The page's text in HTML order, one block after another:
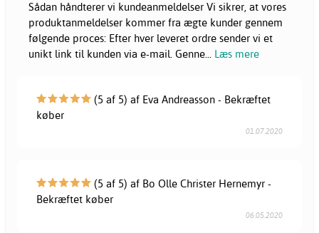
Sådan håndterer vi kundeanmeldelser Vi sikrer, at vores
produktanmeldelser kommer fra ægte kunder gennem
følgende proces: Efter hver leveret ordre sender vi et
unikt link til kunden via e-mail. Genne
Læs mere
(5 af 5) af Eva Andreasson - Bekræftet
køber
01.07.2020
(5 af 5) af Bo Olle Christer Hernemyr -
Bekræftet køber
06.05.2020